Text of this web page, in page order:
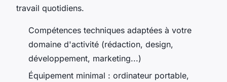
travail quotidiens.
Compétences techniques adaptées à votre
domaine d'activité (rédaction, design,
développement, marketing...)
Équipement minimal : ordinateur portable,